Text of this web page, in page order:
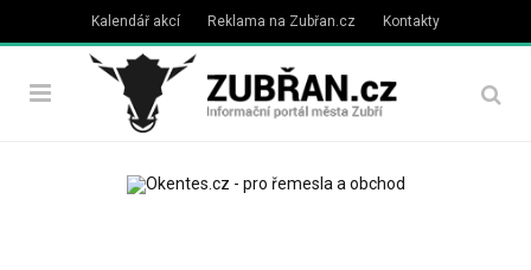
Kalendář akcí Reklama na Zubřan.cz Kontakty